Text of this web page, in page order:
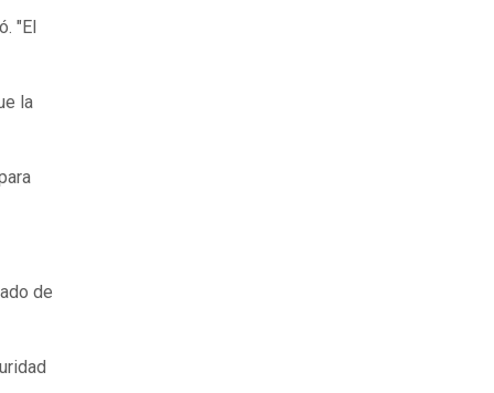
"El
la
de